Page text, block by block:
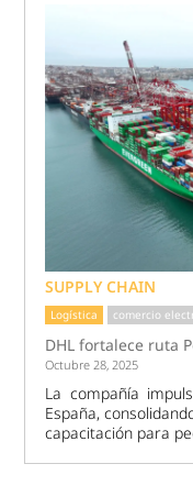
SUPPLY CHAIN
Logística comercio
DHL fortalece ruta
Octubre 28, 2025
La compañía
España,
capacitación para